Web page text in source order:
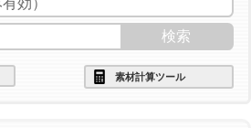
素材計算ツール